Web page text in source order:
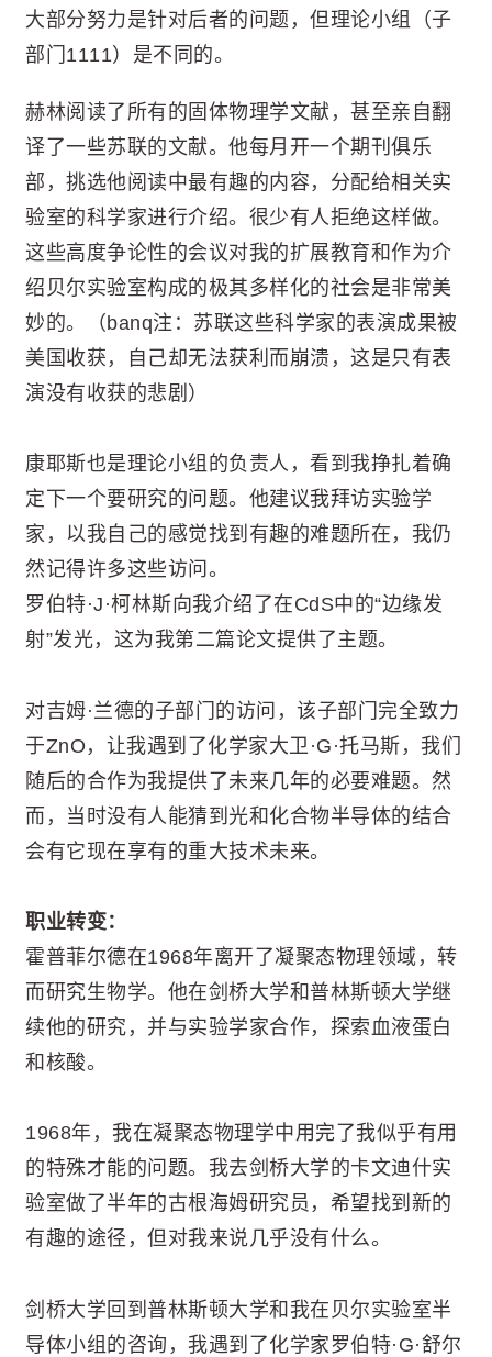
大部分努力是针对后者的问题，但理论小组（子
部门1111）是不同的。
赫林阅读了所有的固体物理学文献，甚至亲自翻
译了一些苏联的文献。他每月开一个期刊俱乐
部，挑选他阅读中最有趣的内容，分配给相关实
验室的科学家进行介绍。很少有人拒绝这样做。
这些高度争论性的会议对我的扩展教育和作为介
绍贝尔实验室构成的极其多样化的社会是非常美
妙的。（banq注：苏联这些科学家的表演成果被
美国收获，自己却无法获利而崩溃，这是只有表
演没有收获的悲剧）
康耶斯也是理论小组的负责人，看到我挣扎着确
定下一个要研究的问题。他建议我拜访实验学
家，以我自己的感觉找到有趣的难题所在，我仍
然记得许多这些访问。
罗伯特·J·柯林斯向我介绍了在CdS中的“边缘发
射”发光，这为我第二篇论文提供了主题。
对吉姆·兰德的子部门的访问，该子部门完全致力
于ZnO，让我遇到了化学家大卫·G·托马斯，我们
随后的合作为我提供了未来几年的必要难题。然
而，当时没有人能猜到光和化合物半导体的结合
会有它现在享有的重大技术未来。
职业转变：
霍普菲尔德在1968年离开了凝聚态物理领域，转
而研究生物学。他在剑桥大学和普林斯顿大学继
续他的研究，并与实验学家合作，探索血液蛋白
和核酸。
1968年，我在凝聚态物理学中用完了我似乎有用
的特殊才能的问题。我去剑桥大学的卡文迪什实
验室做了半年的古根海姆研究员，希望找到新的
有趣的途径，但对我来说几乎没有什么。
剑桥大学回到普林斯顿大学和我在贝尔实验室半
导体小组的咨询，我遇到了化学家罗伯特·G·舒尔